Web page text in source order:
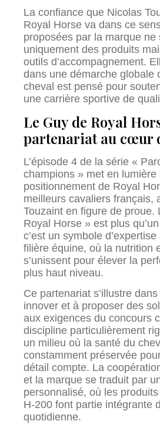
La confiance que Nicolas
Royal Horse va dans ce
proposées par la marque ne
uniquement des produits
outils d’accompagnement.
dans une démarche globale
cheval est pensé pour
une carrière sportive de
Le Guy de Royal
partenariat au cœur
L’épisode 4 de la série «
champions » met en lumière
positionnement de Royal
meilleurs cavaliers français,
Touzaint en figure de proue.
Royal Horse » est plus
c’est un symbole
filière équine, où la nutrition
s’unissent pour élever la
plus haut niveau.
Ce partenariat s’illustre
innover et à proposer des
aux exigences du concours
discipline particulièrement
un milieu où la santé du
constamment préservée
détail compte. La
et la marque se traduit par
personnalisé, où les
H-200 font partie intégrante
quotidienne.